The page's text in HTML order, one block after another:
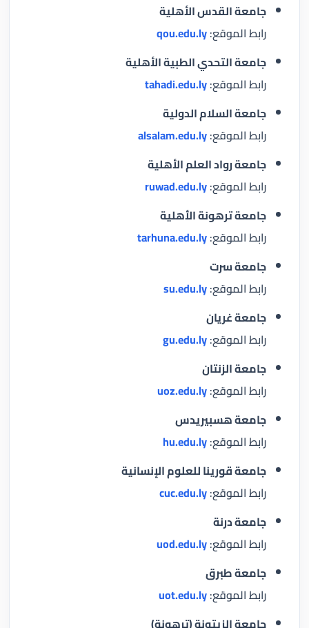
جامعة القدس الأهلية
رابط الموقع:qou.edu.ly
جامعة التحدي الطبية الأهلية
رابط الموقع:tahadi.edu.ly
جامعة السلام الدولية
رابط الموقع:alsalam.edu.ly
جامعة رواد العلم الأهلية
رابط الموقع:ruwad.edu.ly
جامعة ترهونة الأهلية
رابط الموقع:tarhuna.edu.ly
جامعة سرت
رابط الموقع:su.edu.ly
جامعة غريان
رابط الموقع:gu.edu.ly
جامعة الزنتان
رابط الموقع:uoz.edu.ly
جامعة هسبيريدس
رابط الموقع:hu.edu.ly
جامعة قورينا للعلوم الإنسانية
رابط الموقع:cuc.edu.ly
جامعة درنة
رابط الموقع:uod.edu.ly
جامعة طبرق
رابط الموقع:uot.edu.ly
جامعة الزيتونة (ترهونة)